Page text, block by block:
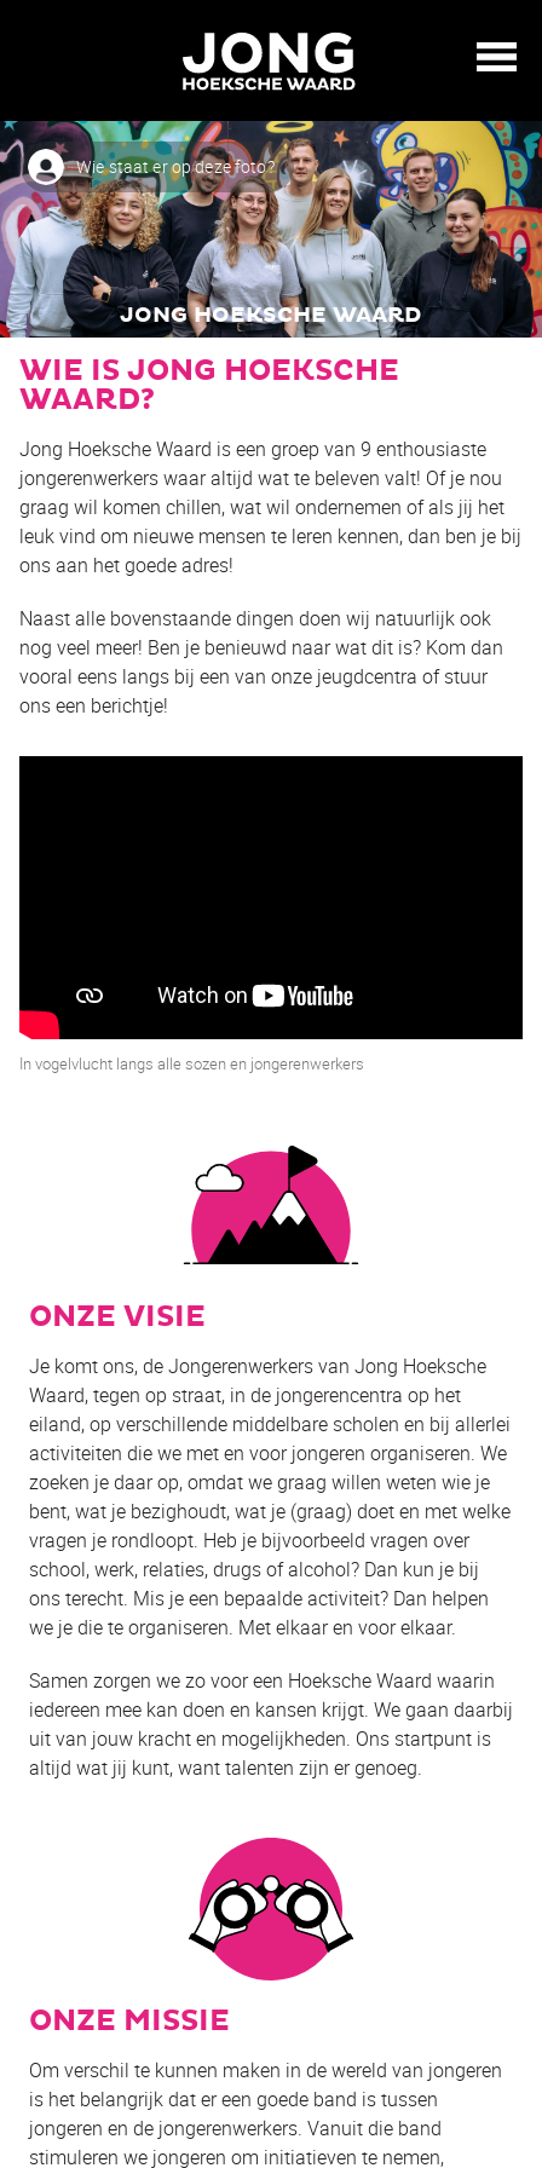
Wie staat er op deze foto?
JONG HOEKSCHE WAARD
WIE IS JONG HOEKSCHE
WAARD?
Jong Hoeksche Waard is een groep van 9 enthousiaste
jongerenwerkers waar altijd wat te beleven valt! Of je nou
graag wil komen chillen, wat wil ondernemen of als jij het
leuk vind om nieuwe mensen te leren kennen, dan ben je bij
ons aan het goede adres!
Naast alle bovenstaande dingen doen wij natuurlijk ook
nog veel meer! Ben je benieuwd naar wat dit is? Kom dan
vooral eens langs bij een van onze jeugdcentra of stuur
ons een berichtje!
In vogelvlucht langs alle sozen en jongerenwerkers
ONZE VISIE
Je komt ons, de Jongerenwerkers van Jong Hoeksche
Waard, tegen op straat, in de jongerencentra op het
eiland, op verschillende middelbare scholen en bij allerlei
activiteiten die we met en voor jongeren organiseren. We
zoeken je daar op, omdat we graag willen weten wie je
bent, wat je bezighoudt, wat je (graag) doet en met welke
vragen je rondloopt. Heb je bijvoorbeeld vragen over
school, werk, relaties, drugs of alcohol? Dan kun je bij
ons terecht. Mis je een bepaalde activiteit? Dan helpen
we je die te organiseren. Met elkaar en voor elkaar.
Samen zorgen we zo voor een Hoeksche Waard waarin
iedereen mee kan doen en kansen krijgt. We gaan daarbij
uit van jouw kracht en mogelijkheden. Ons startpunt is
altijd wat jij kunt, want talenten zijn er genoeg.
ONZE MISSIE
Om verschil te kunnen maken in de wereld van jongeren
is het belangrijk dat er een goede band is tussen
jongeren en de jongerenwerkers. Vanuit die band
stimuleren we jongeren om initiatieven te nemen,